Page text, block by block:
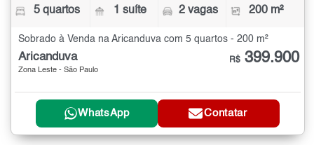
5 quartos 1 suíte 2 vagas 200 m²
Sobrado à Venda na Aricanduva com 5 quartos - 200 m²
Aricanduva
Zona Leste - São Paulo
R$ 399.900
WhatsApp Contatar